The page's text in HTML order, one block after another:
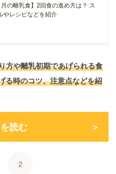
月の離乳食】2回食の進め方は？ ス
やレシピなどを紹介
方や離乳初期であげられる食
る時のコツ、注意点などを紹
読む
2